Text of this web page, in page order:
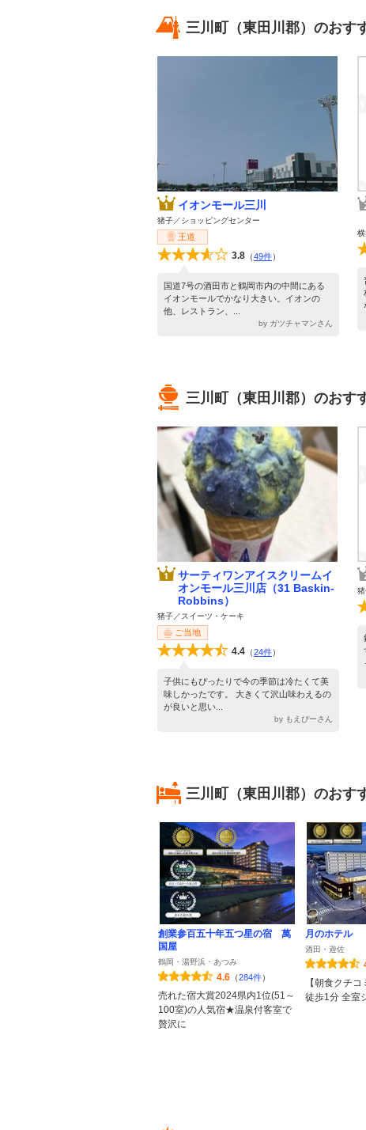
三川町（東田川郡）のおす
イオンモール三川
猪子／ショッピングセンター
王道
3.8 （49件）
国道7号の酒田市と鶴岡市内の中間にある
イオンモールでかなり大きい。イオンの
他、レストラン、...
by ガツチャマンさん
三川町（東田川郡）のおす
サーティワンアイスクリームイ
オンモール三川店（31 Baskin-
Robbins）
猪子／スイーツ・ケーキ
ご当地
4.4 （24件）
子供にもぴったりで今の季節は冷たくて美
味しかったです。 大きくて沢山味わえるの
が良いと思い...
by もえぴーさん
三川町（東田川郡）のおす
創業参百五十年五つ星の宿 萬
国屋
鶴岡・湯野浜・あつみ
4.6 （284件）
売れた宿大賞2024県内1位(51～
100室)の人気宿★温泉付客室で
贅沢に
月のホテル
酒田・遊佐
【朝食クチ
徒歩1分 全室